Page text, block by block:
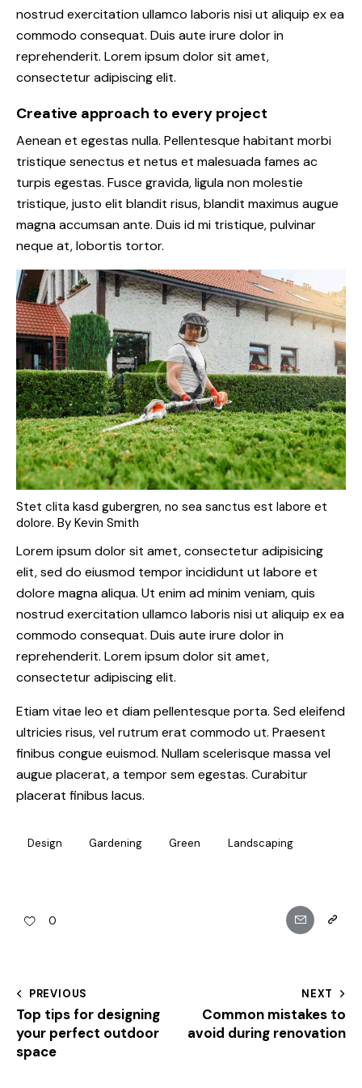
nostrud exercitation ullamco laboris nisi ut aliquip ex ea
commodo consequat. Duis aute irure dolor in
reprehenderit. Lorem ipsum dolor sit amet,
consectetur adipiscing elit.
Creative approach to every project
Aenean et egestas nulla. Pellentesque habitant morbi
tristique senectus et netus et malesuada fames ac
turpis egestas. Fusce gravida, ligula non molestie
tristique, justo elit blandit risus, blandit maximus augue
magna accumsan ante. Duis id mi tristique, pulvinar
neque at, lobortis tortor.
Stet clita kasd gubergren, no sea sanctus est labore et
dolore. By Kevin Smith
Lorem ipsum dolor sit amet, consectetur adipisicing
elit, sed do eiusmod tempor incididunt ut labore et
dolore magna aliqua. Ut enim ad minim veniam, quis
nostrud exercitation ullamco laboris nisi ut aliquip ex ea
commodo consequat. Duis aute irure dolor in
reprehenderit. Lorem ipsum dolor sit amet,
consectetur adipiscing elit.
Etiam vitae leo et diam pellentesque porta. Sed eleifend
ultricies risus, vel rutrum erat commodo ut. Praesent
finibus congue euismod. Nullam scelerisque massa vel
augue placerat, a tempor sem egestas. Curabitur
placerat finibus lacus.
Design Gardening Green Landscaping
0
PREVIOUS
Top tips for designing
your perfect outdoor
space
NEXT
Common mistakes to
avoid during renovation